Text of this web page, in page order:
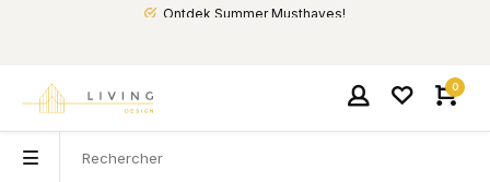
Ontdek Summer Musthaves!
0